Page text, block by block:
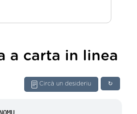
a carta in linea
↻
Circà un desideriu